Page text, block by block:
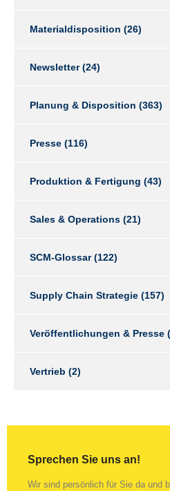
Materialdisposition (26)
Newsletter(24)
Planung & Disposition (363)
Presse (116)
Produktion & Fertigung (43)
Sales & Operations (21)
SCM-Glossar(122)
Supply Chain Strategie (157)
Veröffentlichungen & Presse
Vertrieb (2)
Sprechen Sie uns an!
Wir sind persönlich für Sie da und